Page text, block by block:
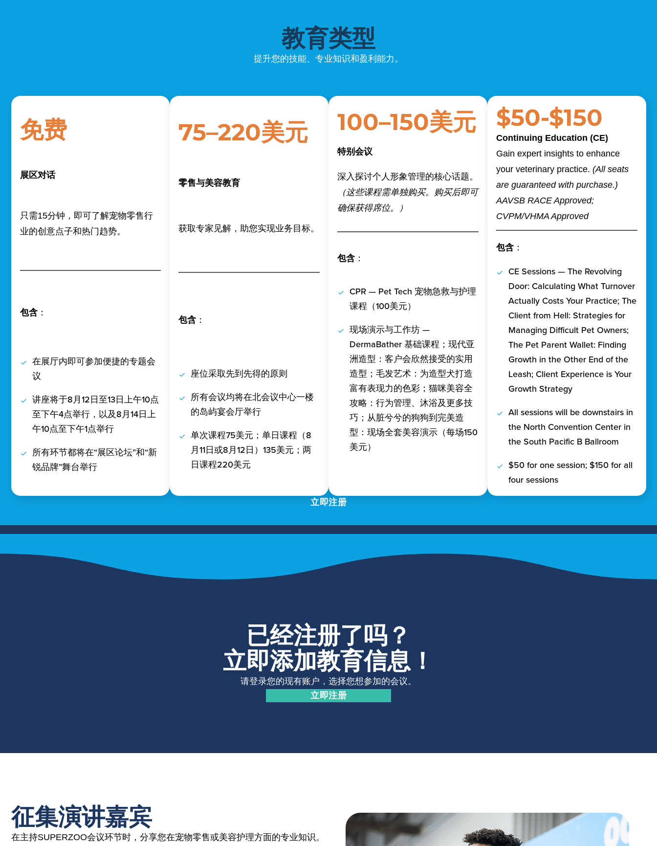
教育类型
提升您的技能、专业知识和盈利能力。
免费
展区对话
只需15分钟，即可了解宠物零售行
业的创意点子和热门趋势。
包含：
在展厅内即可参加便捷的专题会
议
讲座将于8月12日至13日上午10点
至下午4点举行，以及8月14日上
午10点至下午1点举行
所有环节都将在“展区论坛”和“新
锐品牌”舞台举行
75–220美元
零售与美容教育
获取专家见解，助您实现业务目标。
包含 ：
座位采取先到先得的原则
所有会议均将在北会议中心一楼
的岛屿宴会厅举行
单次课程75美元；单日课程（8
月11日或8月12日）135美元；两
日课程220美元
100–150美元
特别会议
深入探讨个人形象管理的核心话题。
（这些课程需单独购买。购买后即可
确保获得席位。）
包含 ：
CPR — Pet Tech 宠物急救与护理
课程（100美元）
现场演示与工作坊 —
DermaBather 基础课程；现代亚
洲造型：客户会欣然接受的实用
造型；毛发艺术：为造型犬打造
富有表现力的色彩；猫咪美容全
攻略：行为管理、沐浴及更多技
巧；从脏兮兮的狗狗到完美造
型：现场全套美容演示（每场150
美元）
$50-$150
Continuing Education (CE)
Gain expert insights to enhance
your veterinary practice. (All seats
are guaranteed with purchase.)
AAVSB RACE Approved;
CVPM/VHMA Approved
包含：
CE Sessions — The Revolving
Door: Calculating What Turnover
Actually Costs Your Practice; The
Client from Hell: Strategies for
Managing Difficult Pet Owners;
The Pet Parent Wallet: Finding
Growth in the Other End of the
Leash; Client Experience is Your
Growth Strategy
All sessions will be downstairs in
the North Convention Center in
the South Pacific B Ballroom
$50 for one session; $150 for all
four sessions
立即注册
已经注册了吗？
立即添加教育信息！
请登录您的现有账户，选择您想参加的会议。
立即注册
征集演讲嘉宾
在主持SUPERZOO会议环节时，分享您在宠物零售或美容护理方面的专业知识。